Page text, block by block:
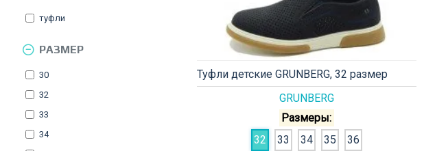
РАЗМЕР
30
32
33
34
туфли
GRUNBERG
Туфли детские GRUNBERG, 32 размер
Размеры:
32
33 34 35
36